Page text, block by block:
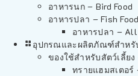
อาหารนก – Bird Food
อาหารปลา – Fish Food
อาหารปลา – All
อุปกรณและผลิตภัณฑ์สำหรั
ของใช้สำหรับสัตว์เลี้ยง
ทรายแฮมสเตอร์